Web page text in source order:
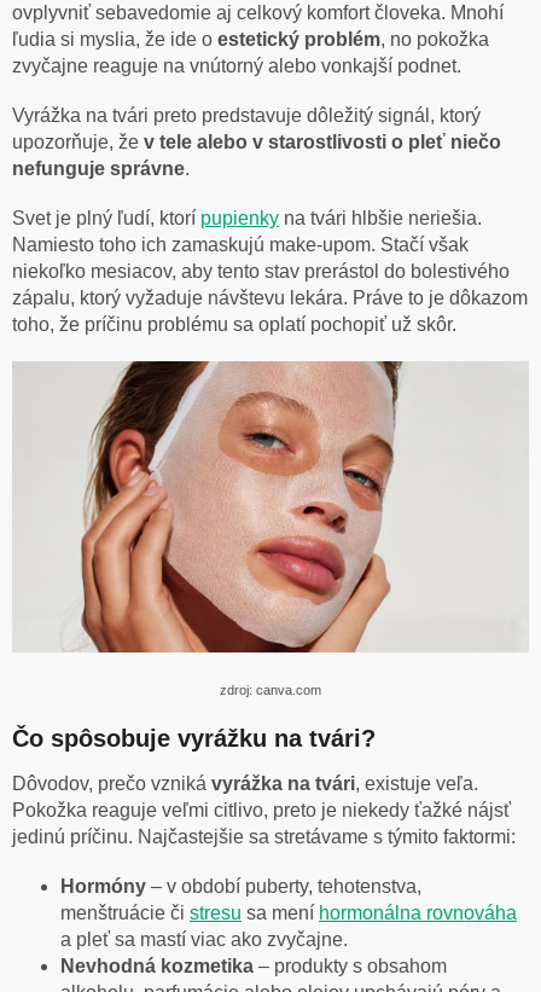
ovplyvniť sebavedomie aj celkový komfort človeka. Mnohí
ľudia si myslia, že ide o estetický problém, no pokožka
zvyčajne reaguje na vnútorný alebo vonkajší podnet.
Vyrážka na tvári preto predstavuje dôležitý signál, ktorý
upozorňuje, že v tele alebo v starostlivosti o pleť niečo
nefunguje správne.
Svet je plný ľudí, ktorí pupienky na tvári hlbšie neriešia.
Namiesto toho ich zamaskujú make-upom. Stačí však
niekoľko mesiacov, aby tento stav prerástol do bolestivého
zápalu, ktorý vyžaduje návštevu lekára. Práve to je dôkazom
toho, že príčinu problému sa oplatí pochopiť už skôr.
zdroj: canva.com
Čo spôsobuje vyrážku na tvári?
Dôvodov, prečo vzniká vyrážka na tvári, existuje veľa.
Pokožka reaguje veľmi citlivo, preto je niekedy ťažké nájsť
jedinú príčinu. Najčastejšie sa stretávame s týmito faktormi:
Hormóny – v období puberty, tehotenstva,
menštruácie či stresu sa mení hormonálna rovnováha
a pleť sa mastí viac ako zvyčajne.
Nevhodná kozmetika – produkty s obsahom